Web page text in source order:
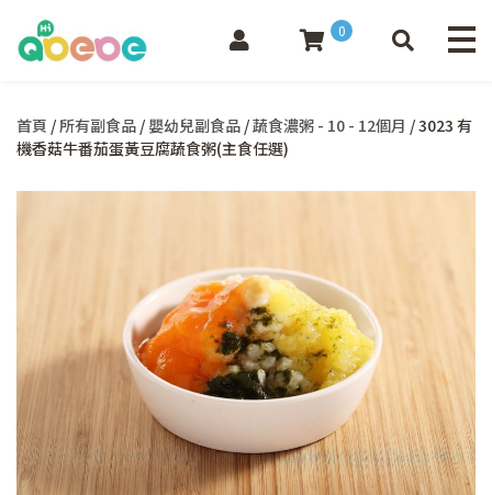
0
首頁 / 所有副食品 / 嬰幼兒副食品 /蔬食濃粥 - 10 - 12個月 / 3023 有
機香菇牛番茄蛋黃豆腐蔬食粥(主食任選)